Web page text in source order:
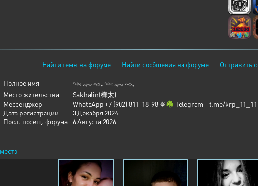
Найти темы на форуме Найти сообщения на форуме Отправить
Полное имя
𓆝 𓆟 𓆞 𓆝 𓆟 𓆞
Место жительства
Sakhalin(樺太)
Мессенджер
WhatsApp +7 (902) 811-18-98 ✵☘︎ Telegram - t.me/krp_11_11
Дата регистрации
3 Декабря 2024
Посл. посещ. форума
6 Августа 2026
место